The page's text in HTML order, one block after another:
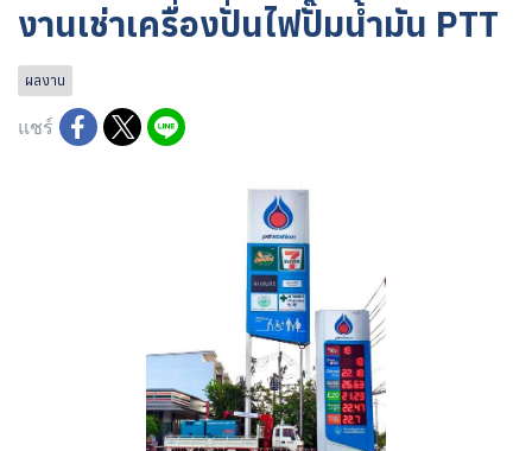
งานเช่าเครื่องปั่นไฟปั๊มน้ำมัน PTT
ผลงาน
แชร์